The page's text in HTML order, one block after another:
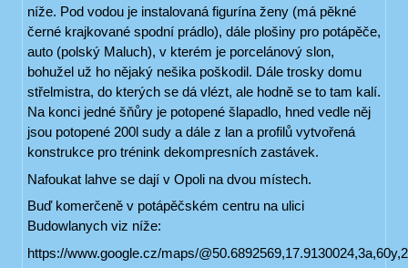
níže. Pod vodou je instalovaná figurína ženy (má pěkné
černé krajkované spodní prádlo), dále plošiny pro potápěče,
auto (polský Maluch), v kterém je porcelánový slon,
bohužel už ho nějaký nešika poškodil. Dále trosky domu
střelmistra, do kterých se dá vlézt, ale hodně se to tam kalí.
Na konci jedné šňůry je potopené šlapadlo, hned vedle něj
jsou potopené 200l sudy a dále z lan a profilů vytvořená
konstrukce pro trénink dekompresních zastávek.
Nafoukat lahve se dají v Opoli na dvou místech.
Buď komerčeně v potápěčském centru na ulici
Budowlanych viz níže:
https://www.google.cz/maps/